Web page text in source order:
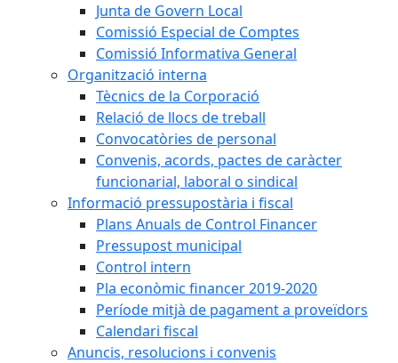
Junta de Govern Local
Comissió Especial de Comptes
Comissió Informativa General
Organització interna
Tècnics de la Corporació
Relació de llocs de treball
Convocatòries de personal
Convenis, acords, pactes de caràcter
funcionarial, laboral o sindical
Informació pressupostària i fiscal
Plans Anuals de Control Financer
Pressupost municipal
Control intern
Pla econòmic financer 2019-2020
Període mitjà de pagament a proveïdors
Calendari fiscal
Anuncis, resolucions i convenis